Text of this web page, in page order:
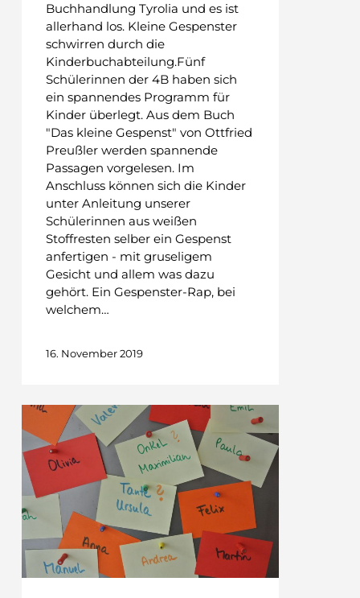
Buchhandlung Tyrolia und es ist
allerhand los. Kleine Gespenster
schwirren durch die
Kinderbuchabteilung.Fünf
Schülerinnen der 4B haben sich
ein spannendes Programm für
Kinder überlegt. Aus dem Buch
"Das kleine Gespenst" von Ottfried
Preußler werden spannende
Passagen vorgelesen. Im
Anschluss können sich die Kinder
unter Anleitung unserer
Schülerinnen aus weißen
Stoffresten selber ein Gespenst
anfertigen - mit gruseligem
Gesicht und allem was dazu
gehört. Ein Gespenster-Rap, bei
welchem…
16. November 2019